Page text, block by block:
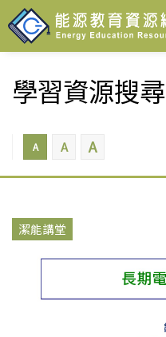
學習資源搜尋
A A A
潔能講堂